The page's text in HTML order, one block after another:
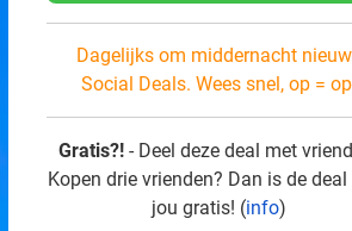
Dagelijks om middernacht
Social Deals. Wees snel, op =
Gratis?! - Deel deze deal met
Kopen drie vrienden? Dan is de
jou gratis! (info)